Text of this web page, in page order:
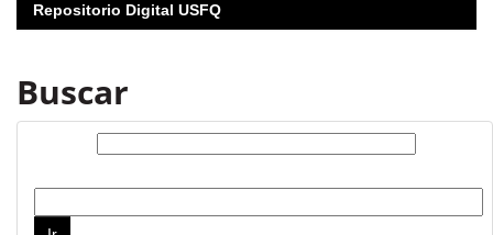
Repositorio Digital USFQ
Buscar